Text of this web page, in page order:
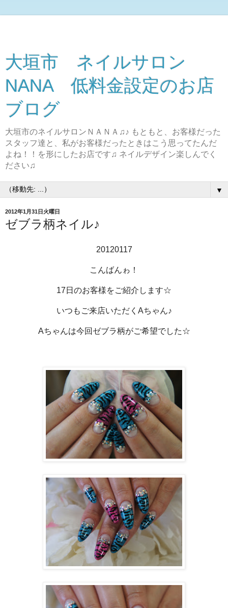
大垣市 ネイルサロン
NANA 低料金設定のお店
ブログ
大垣市のネイルサロンＮＡＮＡ♫♪ もともと、お客様だった
スタッフ達と、私がお客様だったときはこう思ってたんだ
よね！！を形にしたお店です♫ ネイルデザイン楽しんでく
ださい♫
▼
2012年1月31日火曜日
ゼブラ柄ネイル♪
20120117
こんばんゎ！
17日のお客様をご紹介します☆
いつもご来店いただくAちゃん♪
Aちゃんは今回ゼブラ柄がご希望でした☆